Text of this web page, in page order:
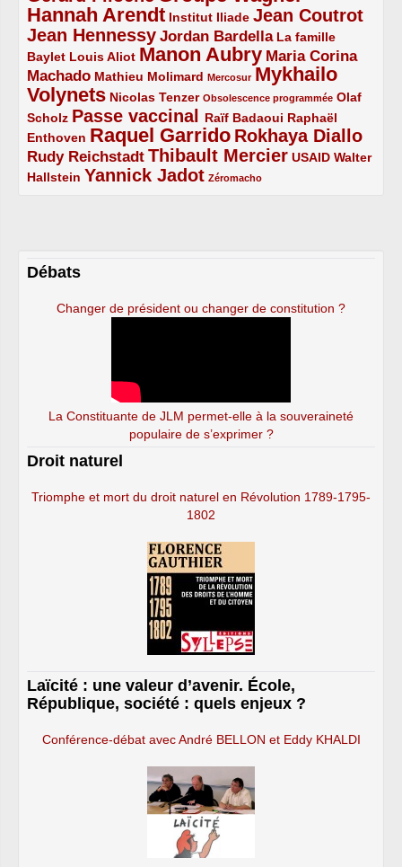
Hannah Arendt
5/5 Institut Iliade
2/5 Jean Coutrot
4/5
Jean Hennessy
4/5 Jordan Bardella
3/5
La famille
Baylet
2/5 Louis Aliot
2/5 Manon Aubry
5/5
Maria Corina
Machado
3/5 Mathieu Molimard
2/5 Mercosur
1/5
Mykhailo
Volynets
5/5 Nicolas Tenzer
2/5 Obsolescence programmée
1/5
Olaf
Scholz
2/5 Passe vaccinal
4/5 Raïf Badaoui
2/5
Raphaël
Enthoven
2/5 Raquel Garrido
5/5 Rokhaya Diallo
4/5
Rudy Reichstadt
3/5 Thibault Mercier
4/5 USAID
2/5
Walter
Hallstein
2/5 Yannick Jadot
4/5 Zéromacho
1/5
Débats
Changer de président ou changer de constitution ?
La Constituante de JLM permet-elle à la souveraineté
populaire de s’exprimer ?
Droit naturel
Triomphe et mort du droit naturel en Révolution 1789-1795-
1802
Laïcité : une valeur d’avenir. École,
République, société : quels enjeux ?
Conférence-débat avec André BELLON et Eddy KHALDI